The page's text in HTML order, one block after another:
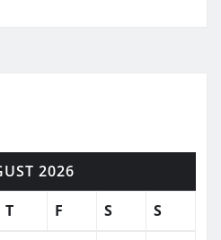
2026
T F S S